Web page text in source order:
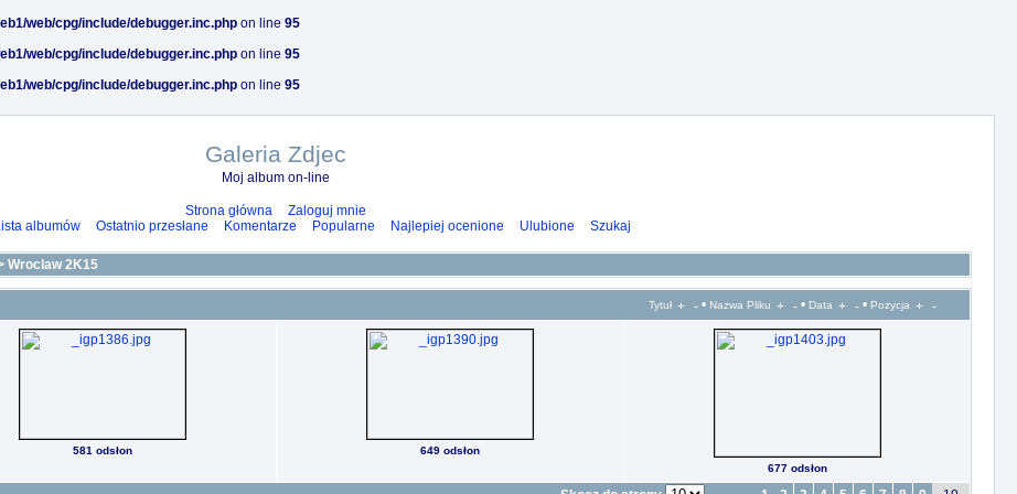
web/cpg/include/debugger.inc.php on line 95
web/cpg/include/debugger.inc.php on line 95
web/cpg/include/debugger.inc.php on line 95
Galeria Zdjec
Moj album on-line
Strona główna
Zaloguj mnie
albumów Ostatnio przesłane Komentarze Popularne Najlepiej ocenione Ulubione Szukaj
Wroclaw 2K15
Tytuł • Nazwa Pliku • Data • Pozycja
581 odsłon
649 odsłon
677 odsłon